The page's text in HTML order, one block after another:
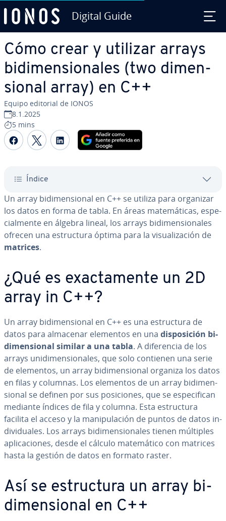
Digital Guide
Cómo crear y utilizar arrays
bi­di­me­n­sio­na­les (two di­me­n­
sio­nal array) en C++
Equipo editorial de IONOS
8.1.2025
5 mins
Compartir Facebook
Compartir Twitter
Compartir LinkedIn
Índice
Un array bi­di­me­n­sio­nal en C++ se utiliza para organizar
los datos en forma de tabla. En áreas ma­te­má­ti­cas, es­pe­
cia­l­me­n­te en álgebra lineal, los arrays bi­di­me­n­sio­na­les
ofrecen una es­tru­c­tu­ra óptima para la vi­sua­li­za­ción de
matrices.
¿Qué es exac­ta­me­n­te un 2D
array in C++?
Un array bi­di­me­n­sio­nal en C++ es una es­tru­c­tu­ra de
datos para almacenar elementos en una di­s­po­si­ción bi­
di­me­n­sio­nal similar a una tabla. A di­fe­re­n­cia de los
arrays uni­di­me­n­sio­na­les, que solo contienen una serie
de elementos, un array bi­di­me­n­sio­nal organiza los datos
en filas y columnas. Los elementos de un array bi­di­me­n­
sio­nal se definen por sus po­si­cio­nes, que se es­pe­ci­fi­can
mediante índices de fila y columna. Esta es­tru­c­tu­ra
facilita el acceso y la ma­ni­pu­la­ción de puntos de datos in­
di­vi­dua­les. Los arrays bi­di­me­n­sio­na­les tienen múltiples
apli­ca­cio­nes, desde el cálculo ma­te­má­ti­co con matrices
hasta la gestión de datos en formato raster.
Así se es­tru­c­tu­ra un array bi­
di­me­n­sio­nal en C++